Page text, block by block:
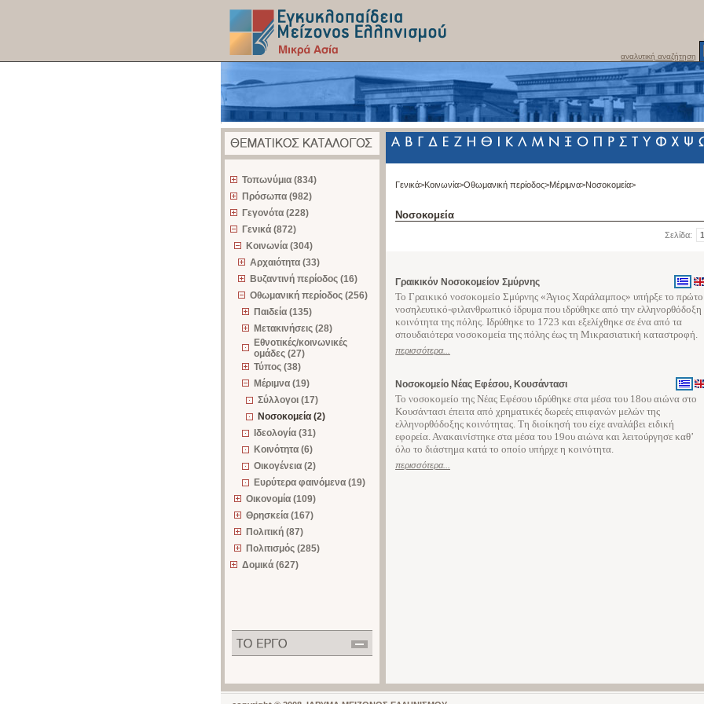
αναλυτική αναζήτηση
Τοπωνύμια (834)
Πρόσωπα (982)
Γεγονότα (228)
Γενικά (872)
Κοινωνία (304)
Αρχαιότητα (33)
Βυζαντινή περίοδος (16)
Οθωμανική περίοδος (256)
Παιδεία (135)
Μετακινήσεις (28)
Εθνοτικές/κοινωνικές
ομάδες (27)
Τύπος (38)
Μέριμνα (19)
Σύλλογοι (17)
Νοσοκομεία (2)
Ιδεολογία (31)
Κοινότητα (6)
Οικογένεια (2)
Ευρύτερα φαινόμενα (19)
Οικονομία (109)
Θρησκεία (167)
Πολιτική (87)
Πολιτισμός (285)
Δομικά (627)
Γενικά>Κοινωνία>Οθωμανική περίοδος>Μέριμνα>Νοσοκομεία>
Νοσοκομεία
Σελίδα: 1
Γραικικόν Νοσοκομείον Σμύρνης
Το Γραικικό νοσοκομείο Σμύρνης «Άγιος Χαράλαμπος» υπήρξε το πρώτο
νοσηλευτικό-φιλανθρωπικό ίδρυμα που ιδρύθηκε από την ελληνορθόδοξη
κοινότητα της πόλης. Ιδρύθηκε το 1723 και εξελίχθηκε σε ένα από τα
σπουδαιότερα νοσοκομεία της πόλης έως τη Μικρασιατική καταστροφή.
περισσότερα...
Νοσοκομείο Νέας Εφέσου, Κουσάντασι
Το νοσοκομείο της Νέας Εφέσου ιδρύθηκε στα μέσα του 18ου αιώνα στο
Κουσάντασι έπειτα από χρηματικές δωρεές επιφανών μελών της
ελληνορθόδοξης κοινότητας. Τη διοίκησή του είχε αναλάβει ειδική
εφορεία. Ανακαινίστηκε στα μέσα του 19ου αιώνα και λειτούργησε καθ’
όλο το διάστημα κατά το οποίο υπήρχε η κοινότητα.
περισσότερα...